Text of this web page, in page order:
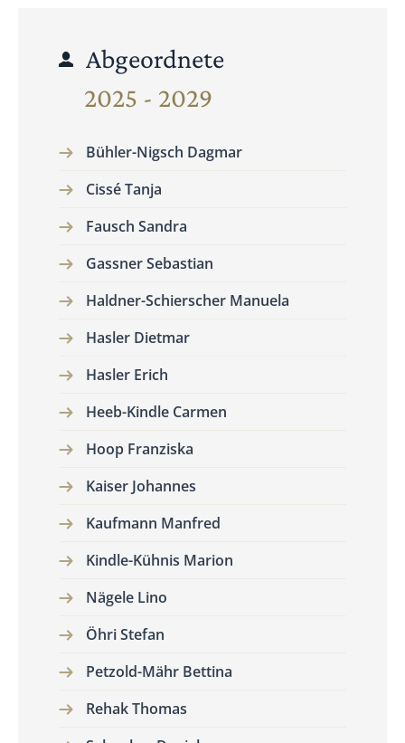
Abgeordnete
2025 - 2029
Bühler-Nigsch Dagmar
Cissé Tanja
Fausch Sandra
Gassner Sebastian
Haldner-Schierscher Manuela
Hasler Dietmar
Hasler Erich
Heeb-Kindle Carmen
Hoop Franziska
Kaiser Johannes
Kaufmann Manfred
Kindle-Kühnis Marion
Nägele Lino
Öhri Stefan
Petzold-Mähr Bettina
Rehak Thomas